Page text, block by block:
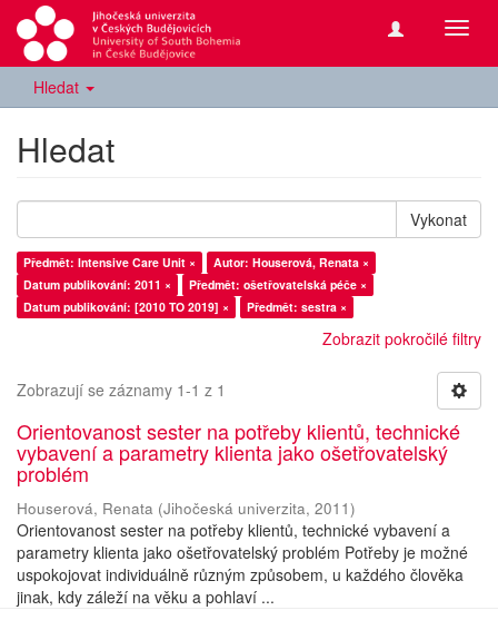
Hledat
Hledat
Vykonat
Předmět: Intensive Care Unit ×
Autor: Houserová, Renata ×
Datum publikování: 2011 ×
Předmět: ošetřovatelská péče ×
Datum publikování: [2010 TO 2019] ×
Předmět: sestra ×
Zobrazit pokročilé filtry
Zobrazují se záznamy 1-1 z 1
Orientovanost sester na potřeby klientů, technické
vybavení a parametry klienta jako ošetřovatelský
problém
Houserová, Renata (Jihočeská univerzita, 2011)
Orientovanost sester na potřeby klientů, technické vybavení a
parametry klienta jako ošetřovatelský problém Potřeby je možné
uspokojovat individuálně různým způsobem, u každého člověka
jinak, kdy záleží na věku a pohlaví ...